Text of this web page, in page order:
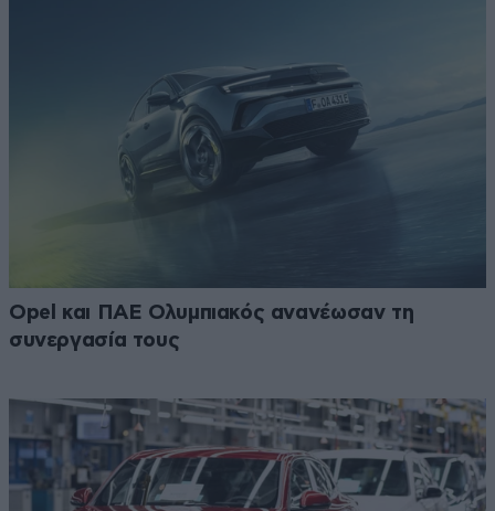
Opel και ΠΑΕ Ολυμπιακός ανανέωσαν τη
συνεργασία τους